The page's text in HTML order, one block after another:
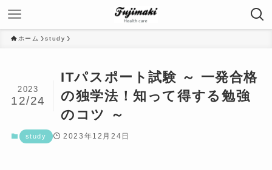
ホーム study
ITパスポート試験 ～ 一発合格
の独学法！知って得する勉強
のコツ ～
2023
12/24
study 2023年12月24日